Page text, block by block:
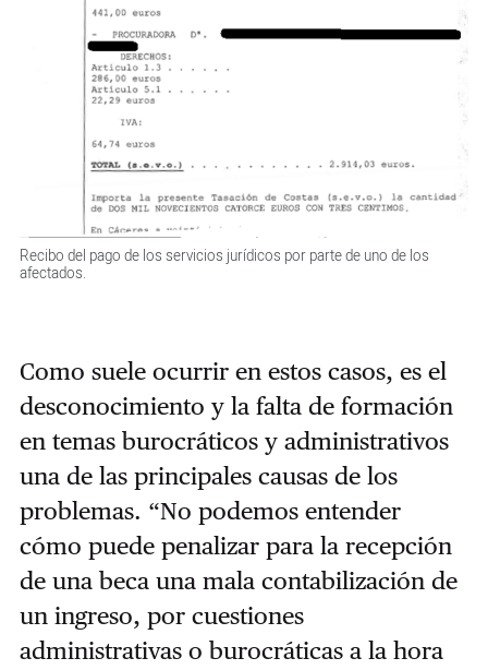
Recibo del pago de los servicios jurídicos por parte de uno de los
afectados.
Como suele ocurrir en estos casos, es el
desconocimiento y la falta de formación
en temas burocráticos y administrativos
una de las principales causas de los
problemas. “No podemos entender
cómo puede penalizar para la recepción
de una beca una mala contabilización de
un ingreso, por cuestiones
administrativas o burocráticas a la hora